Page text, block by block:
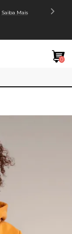
Saiba Mais
0